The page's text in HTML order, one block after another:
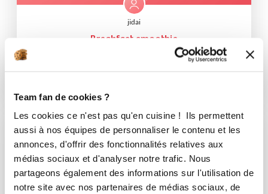
Team fan de cookies ?
Les cookies ce n'est pas qu'en cuisine ! Ils permettent
aussi à nos équipes de personnaliser le contenu et les
annonces, d'offrir des fonctionnalités relatives aux
médias sociaux et d'analyser notre trafic. Nous
partageons également des informations sur l'utilisation de
notre site avec nos partenaires de médias sociaux, de
jidai
Breakfast smoothie
I-COOK'IN